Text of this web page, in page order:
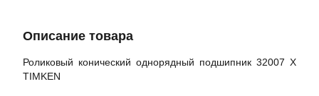
Описание товара
Роликовый конический однорядный подшипник 32007 X
TIMKEN